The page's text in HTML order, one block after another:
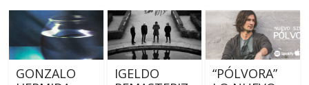
GONZALO
IGELDO
“PÓLVORA”